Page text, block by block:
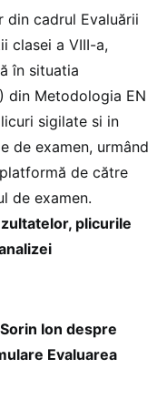
din cadrul Evaluării
clasei a VIII-a,
în situatia
din Metodologia EN
sigilate si in
de examen, urmând
de către
de examen.
plicurile
Ion despre
Evaluarea